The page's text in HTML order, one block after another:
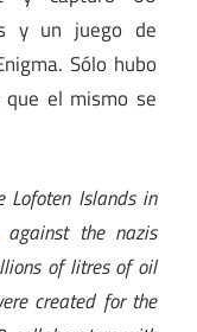
y un juego de
Sólo hubo
el mismo se
Islands in
the nazis
of litres of oil
created for the